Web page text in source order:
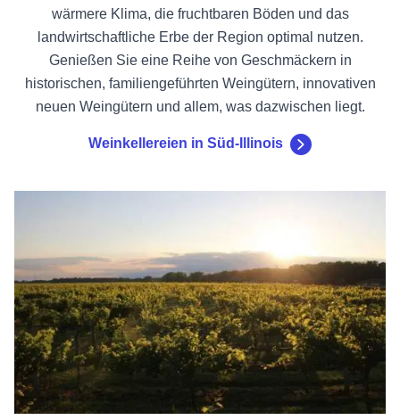
wärmere Klima, die fruchtbaren Böden und das
landwirtschaftliche Erbe der Region optimal nutzen.
Genießen Sie eine Reihe von Geschmäckern in
historischen, familiengeführten Weingütern, innovativen
neuen Weingütern und allem, was dazwischen liegt.
Weinkellereien in Süd-Illinois